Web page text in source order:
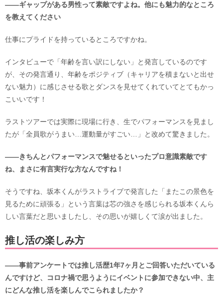
――ギャップがある男性って素敵ですよね。他にも魅力的なところ
を教えてください
仕事にプライドを持っているところですかね。
インタビューで「年齢を言い訳にしない」と発言しているのです
が、その発言通り、年齢をポジティブ（キャリアを積まないと出せ
ない魅力）に感じさせる歌とダンスを見せてくれていてとてもかっ
こいいです！
ラストツアーでは実際に現場に行き、生でパフォーマンスを見まし
たが「全員歌がうまい…運動量がすごい…」と改めて驚きました。
――きちんとパフォーマンスで魅せるといったプロ意識素敵です
ね、まさに有言実行な方なんですね！
そうですね、坂本くんがラストライブで発言した「またこの景色を
見るために頑張る」という言葉は芯の強さを感じられる坂本くんら
しい言葉だと思いましたし、その思いが嬉しくて涙が出ました。
推し活の楽しみ方
――事前アンケートでは推し活歴1年7ヶ月とご回答いただいている
んですけど、コロナ禍で思うようにイベントに参加できない中、主
にどんな推し活を楽しんでこられましたか？